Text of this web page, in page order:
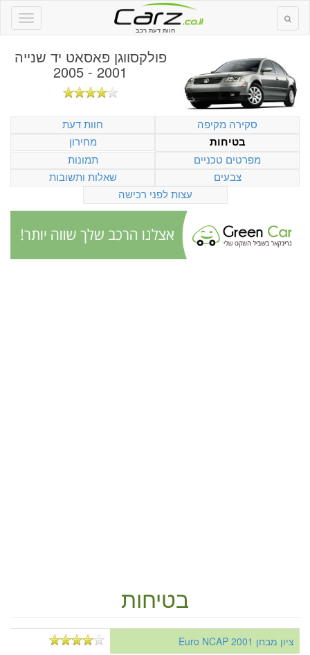
חוות דעת רכב
פולקסווגן פאסאט יד שנייה
2001 - 2005
סקירה מקיפה
חוות דעת
בטיחות
מחירון
מפרטים טכניים
תמונות
צבעים
שאלות ותשובות
עצות לפני רכישה
בטיחות
ציון מבחן Euro NCAP 2001